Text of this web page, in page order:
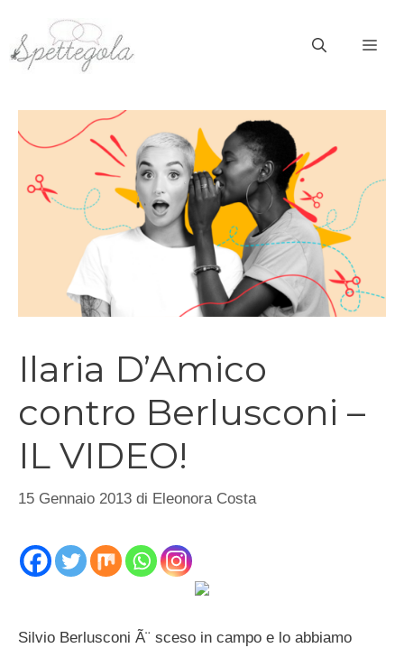
contenuto
Ilaria D’Amico
contro Berlusconi –
IL VIDEO!
15 Gennaio 2013 di Eleonora Costa
Silvio Berlusconi Ã¨ sceso in campo e lo abbiamo